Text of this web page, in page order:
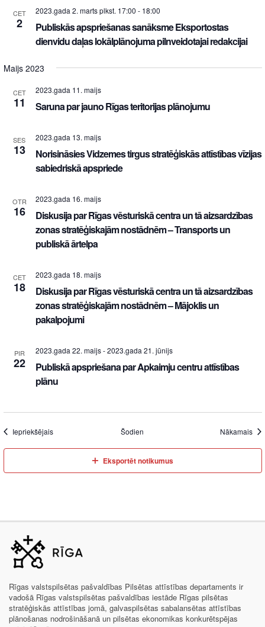
CET
2
2023.gada 2. marts plkst. 17:00 - 18:00
Publiskās apspriešanas sanāksme Eksportostas
dienvidu daļas lokālplānojuma pilnveidotajai redakcijai
Maijs 2023
CET
11
2023.gada 11. maijs
Saruna par jauno Rīgas teritorijas plānojumu
SES
13
2023.gada 13. maijs
Norisināsies Vidzemes tirgus stratēģiskās attīstības vīzijas
sabiedriskā apspriede
OTR
16
2023.gada 16. maijs
Diskusija par Rīgas vēsturiskā centra un tā aizsardzības
zonas stratēģiskajām nostādnēm – Transports un
publiskā ārtelpa
CET
18
2023.gada 18. maijs
Diskusija par Rīgas vēsturiskā centra un tā aizsardzības
zonas stratēģiskajām nostādnēm – Mājoklis un
pakalpojumi
PIR
22
2023.gada 22. maijs-2023.gada 21. jūnijs
Publiskā apspriešana par Apkaimju centru attīstības
plānu
Iepriekšējais Šodien Nākamais
Eksportēt notikumus
Rīgas valstspilsētas pašvaldības Pilsētas attīstības departaments ir
vadošā Rīgas valstspilsētas pašvaldības iestāde Rīgas pilsētas
stratēģiskās attīstības jomā, galvaspilsētas sabalansētas attīstības
plānošanas nodrošināšanā un pilsētas ekonomikas konkurētspējas